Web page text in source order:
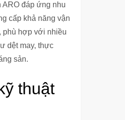
ARO đáp ứng nhu
cấp khả năng vận
phù hợp với nhiều
dệt may, thực
sản.
thuật